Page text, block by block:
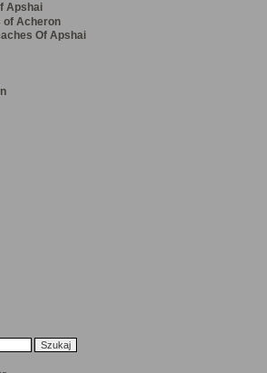
Apshai
of Acheron
Of Apshai